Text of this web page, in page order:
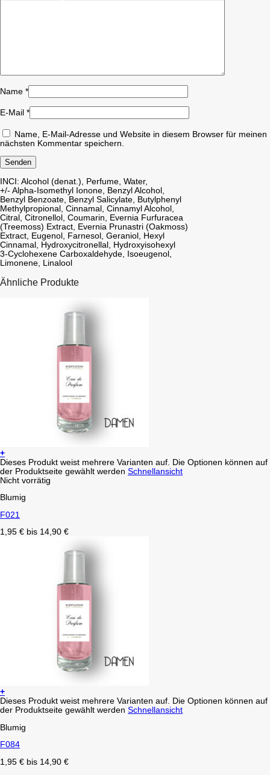
Name *
E-Mail *
Name, E-Mail-Adresse und Website in diesem Browser für meinen
nächsten Kommentar speichern.
INCI: Alcohol (denat.), Perfume, Water,
+/- Alpha-Isomethyl Ionone, Benzyl Alcohol,
Benzyl Benzoate, Benzyl Salicylate, Butylphenyl
Methylpropional, Cinnamal, Cinnamyl Alcohol,
Citral, Citronellol, Coumarin, Evernia Furfuracea
(Treemoss) Extract, Evernia Prunastri (Oakmoss)
Extract, Eugenol, Farnesol, Geraniol, Hexyl
Cinnamal, Hydroxycitronellal, Hydroxyisohexyl
3-Cyclohexene Carboxaldehyde, Isoeugenol,
Limonene, Linalool
Ähnliche Produkte
+
Dieses Produkt weist mehrere Varianten auf. Die Optionen können auf
der Produktseite gewählt werden Schnellansicht
Nicht vorrätig
Blumig
F021
1,95 € bis 14,90 €
+
Dieses Produkt weist mehrere Varianten auf. Die Optionen können auf
der Produktseite gewählt werden Schnellansicht
Blumig
F084
1,95 € bis 14,90 €